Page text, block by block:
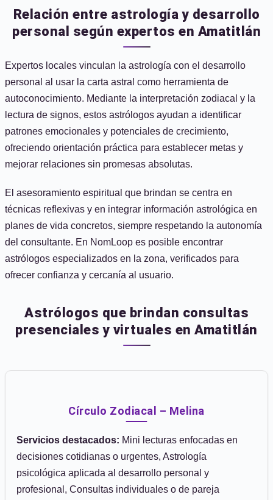
Relación entre astrología y desarrollo
personal según expertos en Amatitlán
Expertos locales vinculan la astrología con el desarrollo
personal al usar la carta astral como herramienta de
autoconocimiento. Mediante la interpretación zodiacal y la
lectura de signos, estos astrólogos ayudan a identificar
patrones emocionales y potenciales de crecimiento,
ofreciendo orientación práctica para establecer metas y
mejorar relaciones sin promesas absolutas.
El asesoramiento espiritual que brindan se centra en
técnicas reflexivas y en integrar información astrológica en
planes de vida concretos, siempre respetando la autonomía
del consultante. En NomLoop es posible encontrar
astrólogos especializados en la zona, verificados para
ofrecer confianza y cercanía al usuario.
Astrólogos que brindan consultas
presenciales y virtuales en Amatitlán
Círculo Zodiacal – Melina
Servicios destacados: Mini lecturas enfocadas en
decisiones cotidianas o urgentes, Astrología
psicológica aplicada al desarrollo personal y
profesional, Consultas individuales o de pareja